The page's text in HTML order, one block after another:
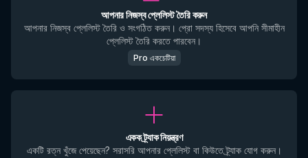
আপনার নিজস্ব প্লেলিস্ট তৈরি করুন
আপনার নিজস্ব প্লেলিস্ট তৈরি ও সংগঠিত করুন। প্রো সদস্য হিসেবে আপনি সীমাহীন
প্লেলিস্ট তৈরি করতে পারবেন।
Pro একচেটিয়া
একক ট্র্যাক নিয়ন্ত্রণ
একটি রত্ন খুঁজে পেয়েছেন? সরাসরি আপনার প্লেলিস্ট বা কিউতে ট্র্যাক যোগ করুন।